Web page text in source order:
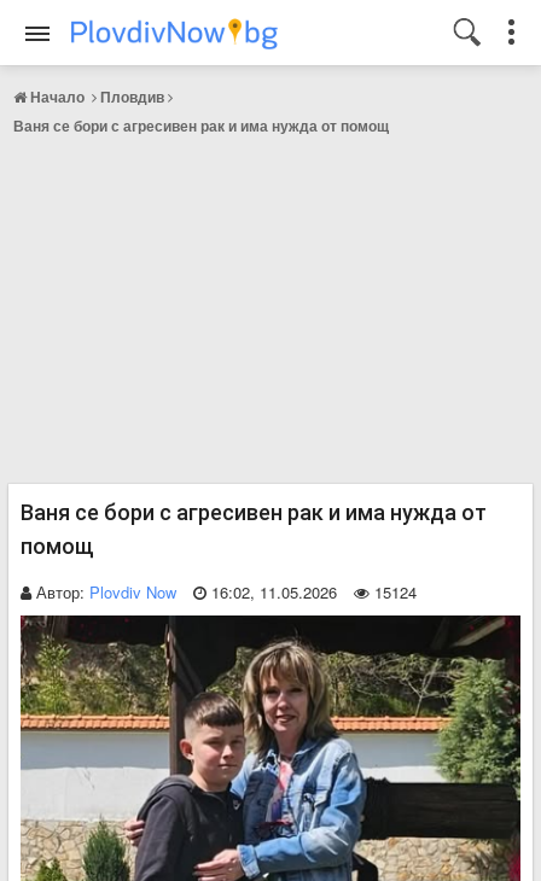
Начало
Пловдив
Ваня се бори с агресивен рак и има нужда от помощ
Ваня се бори с агресивен рак и има нужда от
помощ
Автор: Plovdiv Now 16:02, 11.05.2026 15124